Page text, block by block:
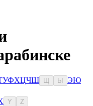
УФХЦЧШ Ы ЭЮ
Y Z